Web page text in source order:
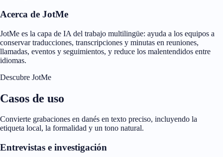
Acerca de JotMe
JotMe es la capa de IA del trabajo multilingüe: ayuda a los equipos a
conservar traducciones, transcripciones y minutas en reuniones,
llamadas, eventos y seguimientos, y reduce los malentendidos entre
idiomas.
Descubre JotMe
Casos de uso
Convierte grabaciones en danés en texto preciso, incluyendo la
etiqueta local, la formalidad y un tono natural.
Entrevistas e investigación